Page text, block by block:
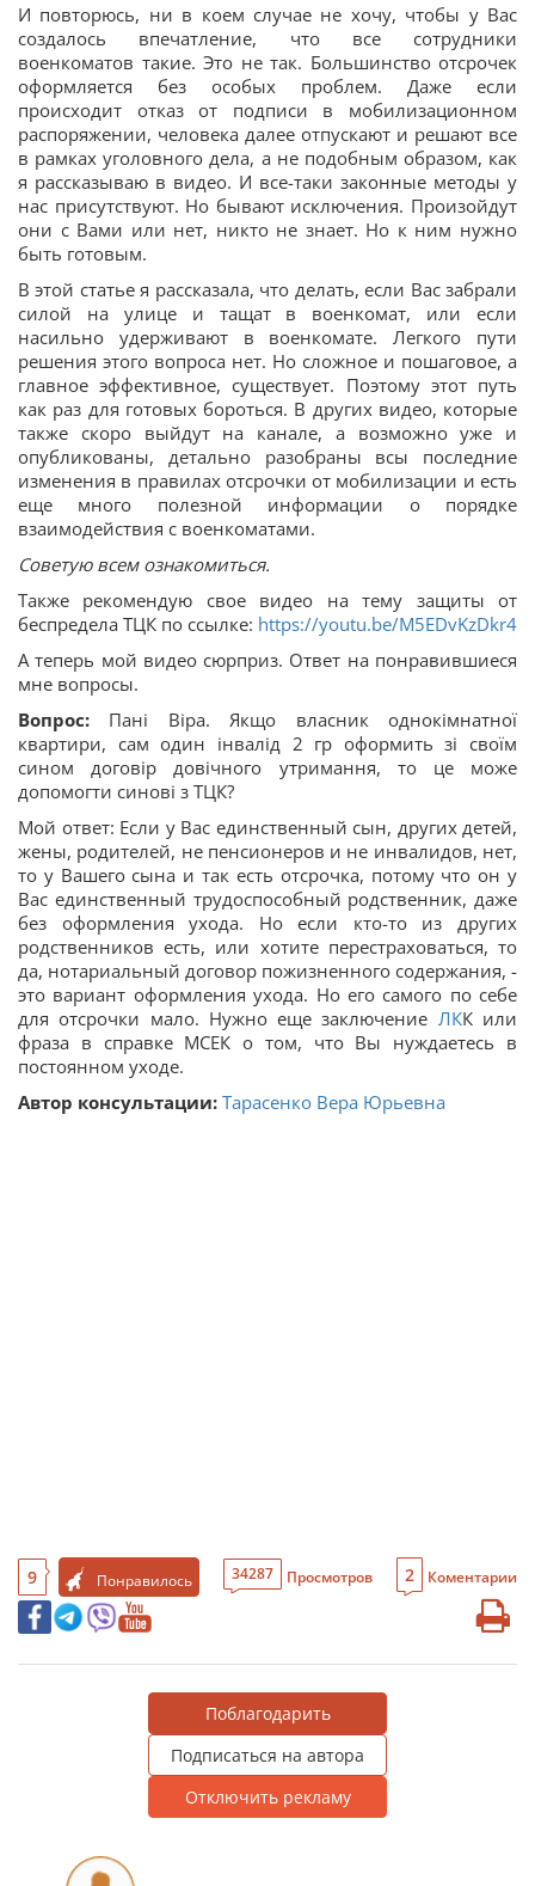
И повторюсь, ни в коем случае не хочу, чтобы у Вас
создалось впечатление, что все сотрудники
военкоматов такие. Это не так. Большинство отсрочек
оформляется без особых проблем. Даже если
происходит отказ от подписи в мобилизационном
распоряжении, человека далее отпускают и решают все
в рамках уголовного дела, а не подобным образом, как
я рассказываю в видео. И все-таки законные методы у
нас присутствуют. Но бывают исключения. Произойдут
они с Вами или нет, никто не знает. Но к ним нужно
быть готовым.
В этой статье я рассказала, что делать, если Вас забрали
силой на улице и тащат в военкомат, или если
насильно удерживают в военкомате. Легкого пути
решения этого вопроса нет. Но сложное и пошаговое, а
главное эффективное, существует. Поэтому этот путь
как раз для готовых бороться. В других видео, которые
также скоро выйдут на канале, а возможно уже и
опубликованы, детально разобраны всы последние
изменения в правилах отсрочки от мобилизации и есть
еще много полезной информации о порядке
взаимодействия с военкоматами.
Советую всем ознакомиться.
Также рекомендую свое видео на тему защиты от
беспредела ТЦК по ссылке: https://youtu.be/M5EDvKzDkr4
А теперь мой видео сюрприз. Ответ на понравившиеся
мне вопросы.
Вопрос: Пані Віра. Якщо власник однокімнатної
квартири, сам один інвалід 2 гр оформить зі своїм
сином договір довічного утримання, то це може
допомогти синові з ТЦК?
Мой ответ: Если у Вас единственный сын, других детей,
жены, родителей, не пенсионеров и не инвалидов, нет,
то у Вашего сына и так есть отсрочка, потому что он у
Вас единственный трудоспособный родственник, даже
без оформления ухода. Но если кто-то из других
родственников есть, или хотите перестраховаться, то
да, нотариальный договор пожизненного содержания, -
это вариант оформления ухода. Но его самого по себе
для отсрочки мало. Нужно еще заключение ЛКК или
фраза в справке МСЕК о том, что Вы нуждаетесь в
постоянном уходе.
Автор консультации: Тарасенко Вера Юрьевна
9 Понравилось 34287 Просмотров 2 Коментарии
Поблагодарить
Подписаться на автора
Отключить рекламу